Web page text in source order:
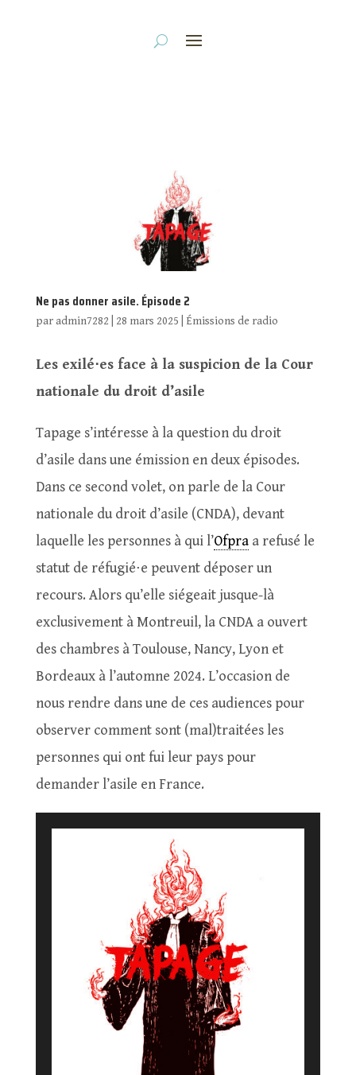
Ne pas donner asile. Épisode 2
paradmin7282 28 mars 2025 Émissions de radio
Les exilé⋅es face à la suspicion de la Cour
nationale du droit d’asile
Tapage s’intéresse à la question du droit
d’asile dans une émission en deux épisodes.
Dans ce second volet, on parle de la Cour
nationale du droit d’asile (CNDA), devant
laquelle les personnes à qui l’Ofpraa refusé le
statut de réfugié⋅e peuvent déposer un
recours. Alors qu’elle siégeait jusque-là
exclusivement à Montreuil, la CNDA a ouvert
des chambres à Toulouse, Nancy, Lyon et
Bordeaux à l’automne 2024. L’occasion de
nous rendre dans une de ces audiences pour
observer comment sont (mal)traitées les
personnes qui ont fui leur pays pour
demander l’asile en France.